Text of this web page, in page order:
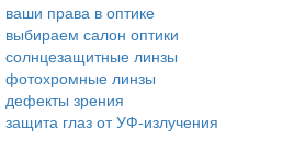
ваши права в оптике
выбираем салон оптики
солнцезащитные линзы
фотохромные линзы
дефекты зрения
защита глаз от УФ-излучения